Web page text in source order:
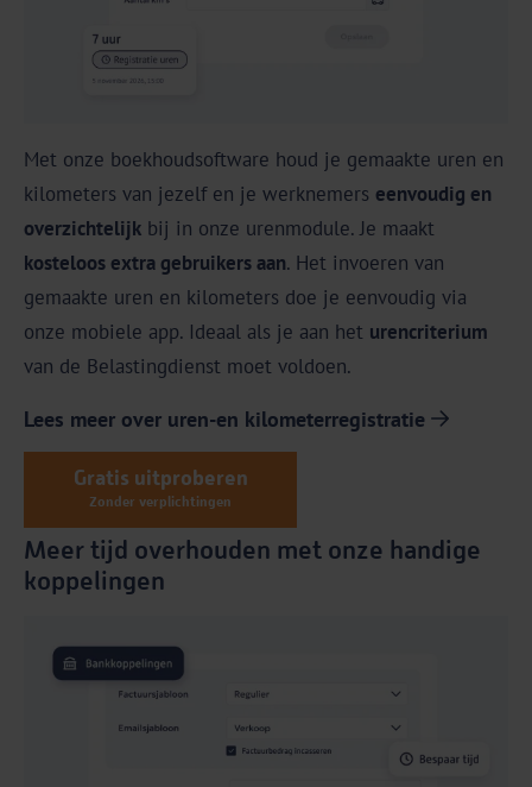
Met onze boekhoudsoftware houd je gemaakte uren en
kilometers van jezelf en je werknemers eenvoudig en
overzichtelijk bij in onze urenmodule. Je maakt
kosteloos extra gebruikers aan. Het invoeren van
gemaakte uren en kilometers doe je eenvoudig via
onze mobiele app. Ideaal als je aan het urencriterium
van de Belastingdienst moet voldoen.
Lees meer over uren-en kilometerregistratie
Gratis uitproberen
Zonder verplichtingen
Meer tijd overhouden met onze handige
koppelingen